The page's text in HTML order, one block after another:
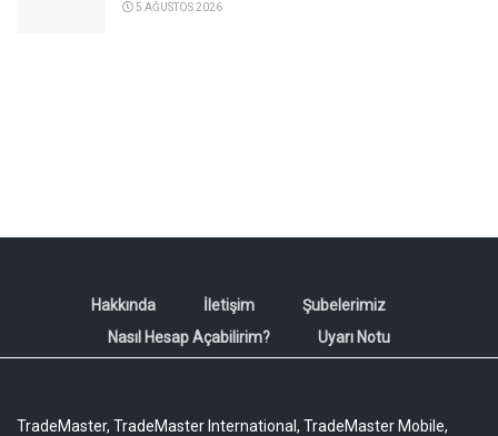
5 AĞUSTOS 2026
Hakkında İletişim
Şubelerimiz
Nasıl Hesap Açabilirim?
Uyarı Notu
TradeMaster, TradeMaster International, TradeMaster Mobile,